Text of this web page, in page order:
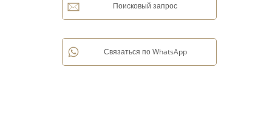
Поисковый запрос
Связаться по WhatsApp